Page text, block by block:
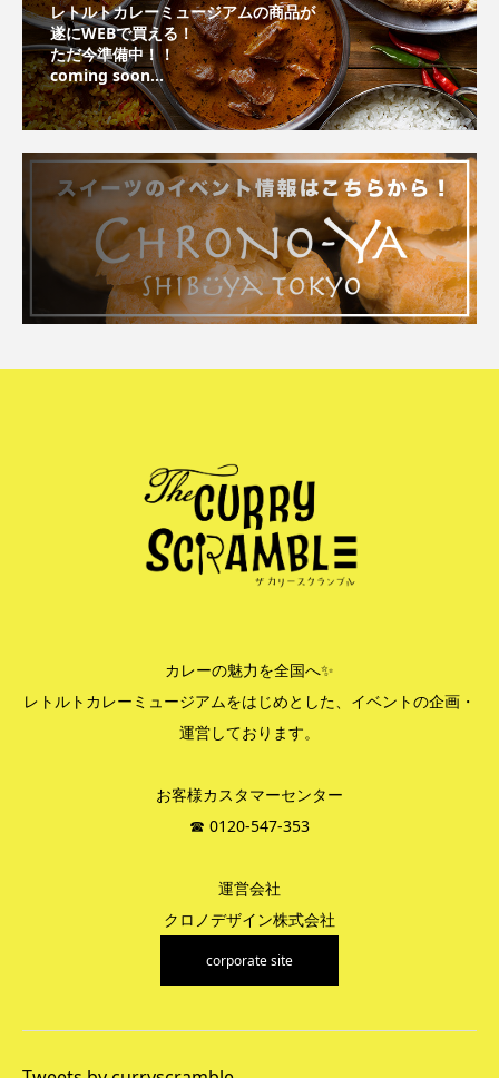
レトルトカレーミュージアムの商品が
遂にWEBで買える！
ただ今準備中！！
coming soon...
カレーの魅力を全国へ✨
レトルトカレーミュージアムをはじめとした、イベントの企画・
運営しております。
お客様カスタマーセンター
☎︎ 0120-547-353
運営会社
クロノデザイン株式会社
corporate site